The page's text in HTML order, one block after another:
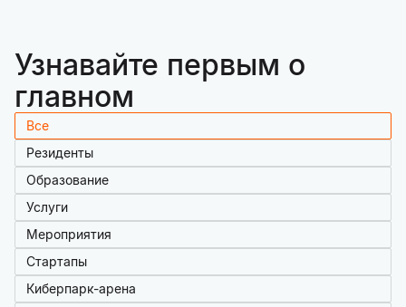
Узнавайте первым о
главном
Все
Резиденты
Образование
Услуги
Мероприятия
Стартапы
Киберпарк-арена